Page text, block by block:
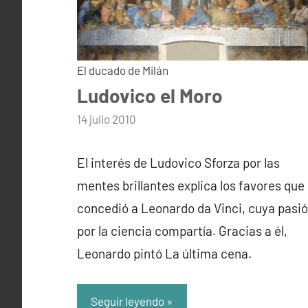
El ducado de Milán
Ludovico el Moro
por
14 julio 2010
El interés de Ludovico Sforza por las
mentes brillantes explica los favores que
concedió a Leonardo da Vinci, cuya
por la ciencia compartía. Gracias a él,
Leonardo pintó La última cena.
Seguir leyendo